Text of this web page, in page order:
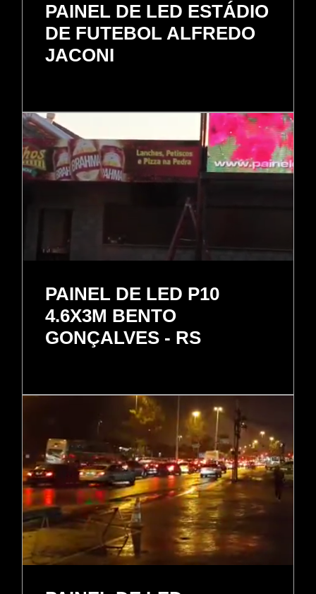
PAINEL DE LED ESTÁDIO
DE FUTEBOL ALFREDO
JACONI
PAINEL DE LED P10
4.6X3M BENTO
GONÇALVES - RS